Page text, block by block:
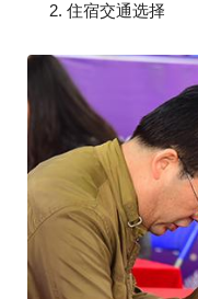
2. 住宿交通选择